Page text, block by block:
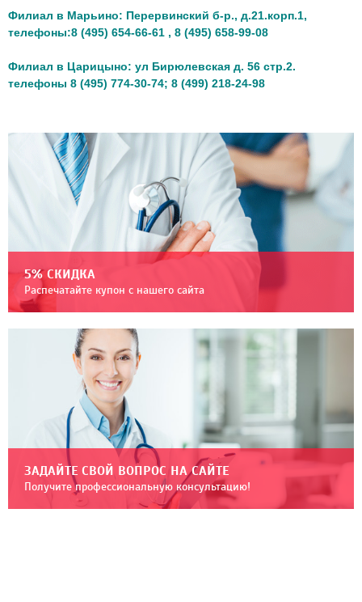
Филиал в Марьино: Перервинский б-р., д.21.корп.1,
телефоны:8 (495) 654-66-61 , 8 (495) 658-99-08
Филиал в Царицыно: ул Бирюлевская д. 56 стр.2.
телефоны 8 (495) 774-30-74; 8 (499) 218-24-98
5% СКИДКА
Распечатайте купон с нашего сайта
ЗАДАЙТЕ СВОЙ ВОПРОС НА САЙТЕ
Получите профессиональную консультацию!